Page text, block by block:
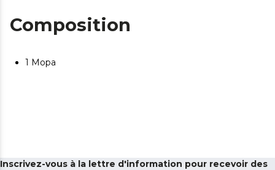
Composition
1 Mopa
Inscrivez-vous à la lettre d'information pour recevoir des